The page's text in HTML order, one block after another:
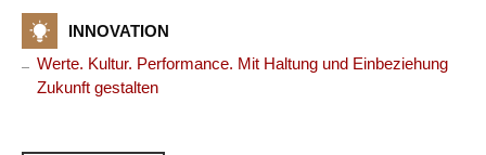
INNOVATION
Werte. Kultur. Performance. Mit Haltung und Einbeziehung
Zukunft gestalten